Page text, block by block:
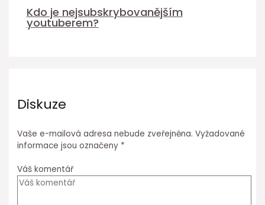
Kdo je nejsubskrybovanějším
youtuberem?
Diskuze
Vaše e-mailová adresa nebude zveřejněna. Vyžadované
informace jsou označeny *
Váš komentář